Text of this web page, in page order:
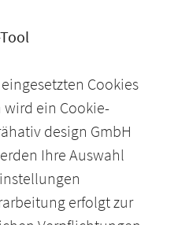
Cookies
ein Cookie-
design GmbH
Ihre Auswahl
erfolgt zur